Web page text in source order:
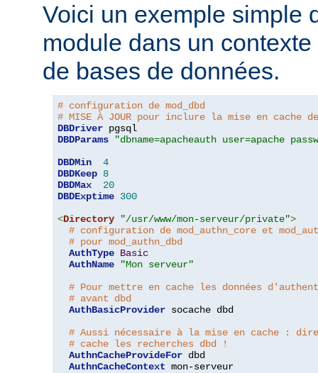
Voici un exemple simple
module dans un
de bases de données.
# configuration de mod_dbd
# MISE À JOUR pour inclure la mise en
DBDriver
DBDParams
"dbname=apacheauth user=apache
DBDMin
4
DBDKeep 8
DBDMax
20
DBDExptime 300
<Directory "/usr/www/mon-serveur/private">
# configuration de mod_authn_core et
# pour mod_authn_dbd
AuthType Basic
AuthName
"Mon serveur"
# Pour mettre en cache les données
# avant dbd
AuthBasicProvider socache dbd
# Aussi nécessaire à la mise en cache :
# cache les recherches dbd !
AuthnCacheProvideFor dbd
AuthnCacheContext mon-serveur